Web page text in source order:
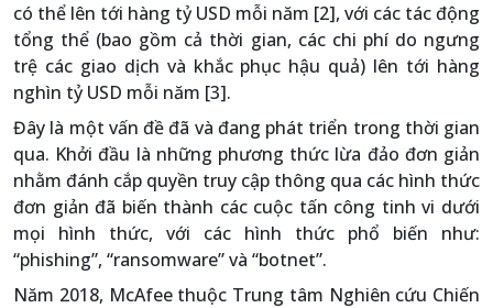
có thể lên tới hàng tỷ USD mỗi năm [2], với các tác động
tổng thể (bao gồm cả thời gian, các chi phí do ngưng
trệ các giao dịch và khắc phục hậu quả) lên tới hàng
nghìn tỷ USD mỗi năm [3].
Đây là một vấn đề đã và đang phát triển trong thời gian
qua. Khởi đầu là những phương thức lừa đảo đơn giản
nhằm đánh cắp quyền truy cập thông qua các hình thức
đơn giản đã biến thành các cuộc tấn công tinh vi dưới
mọi hình thức, với các hình thức phổ biến như:
“phishing”, “ransomware” và “botnet”.
Năm 2018, McAfee thuộc Trung tâm Nghiên cứu Chiến